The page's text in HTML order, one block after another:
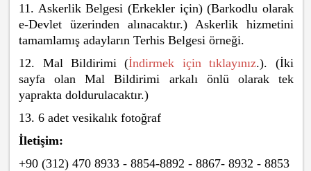
11. Askerlik Belgesi (Erkekler için) (Barkodlu olarak
e-Devlet üzerinden alınacaktır.) Askerlik hizmetini
tamamlamış adayların Terhis Belgesi örneği.
12. Mal Bildirimi (İndirmek için tıklayınız.). (İki
sayfa olan Mal Bildirimi arkalı önlü olarak tek
yaprakta doldurulacaktır.)
13. 6 adet vesikalık fotoğraf
İletişim:
+90 (312) 470 8933 - 8854-8892 - 8867- 8932 - 8853